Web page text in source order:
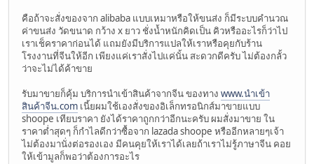
คือถ้าจะสั่งของจาก alibaba แบบเหมาหรือให้ขนส่ง ก็มีระบบคำนวณ
ค่าขนส่ง วัดขนาด กว้าง x ยาว ชั่งน้ำหนักคิดเป็น คิวหรืออะไรก็ว่าไป
เราเช็คราคาก่อนได้ แถมยังมีบริการแปลให้เราหรือคุยกับร้าน
โรงงานที่จีนให้อีก เพียงแค่เราสั่งไปแค่นั้น สะดวกดีครับ ไม่ต้องกลั้ว
ว่าจะไม่ได้ค้าขาย
รับมาขายก็คุ้ม บริการนำเข้าสินค้าจากจีน ของทาง www.นำเข้า
สินค้าจีน.com เนี้ยผมใช้เองสั่งของอิเล็กทรอนิกส์มาขายแบบ
shoope เทียบราคา ยังได้ราคาถูกกว่าอีกนะครับ ผมสั่งมาขาย ใน
ราคาต่ำสุดๆ ก็กำไลดีกว่าซื้อจาก lazada shoope หรืออีกหลายๆเจ้า
ไม่ต้องมานั่งต่อรองเอง มีคนคุยให้เราได้เลยถ้าเราไม่รู้ภาษาจีน คอย
ให้เข้ามูลก็พอว่าต้องการอะไร